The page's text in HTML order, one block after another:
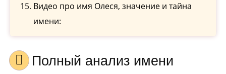
Видео про имя Олеся, значение и тайна
имени:
Полный анализ имени